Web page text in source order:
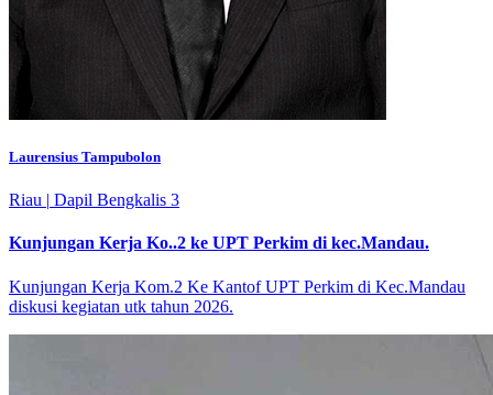
Laurensius Tampubolon
Riau | Dapil Bengkalis 3
Kunjungan Kerja Ko..2 ke UPT Perkim di kec.Mandau.
Kunjungan Kerja Kom.2 Ke Kantof UPT Perkim di Kec.Mandau
diskusi kegiatan utk tahun 2026.